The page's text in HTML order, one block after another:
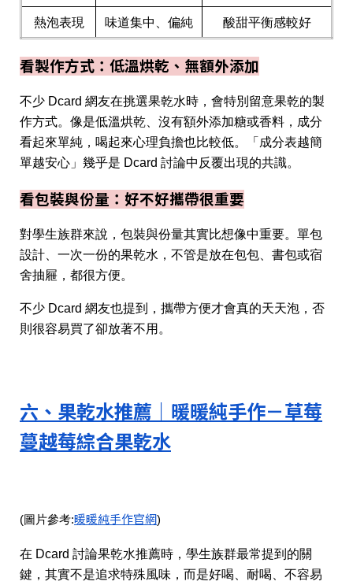
熱泡表現 味道集中、偏純 酸甜平衡感較好
看製作方式：低溫烘乾、無額外添加
不少 Dcard 網友在挑選果乾水時，會特別留意果乾的製
作方式。像是低溫烘乾、沒有額外添加糖或香料，成分
看起來單純，喝起來心理負擔也比較低。「成分表越簡
單越安心」幾乎是 Dcard 討論中反覆出現的共識。
看包裝與份量：好不好攜帶很重要
對學生族群來說，包裝與份量其實比想像中重要。單包
設計、一次一份的果乾水，不管是放在包包、書包或宿
舍抽屜，都很方便。
不少 Dcard 網友也提到，攜帶方便才會真的天天泡，否
則很容易買了卻放著不用。
六、果乾水推薦｜暖暖純手作－草莓
蔓越莓綜合果乾水
(圖片參考:暖暖純手作官網)
在 Dcard 討論果乾水推薦時，學生族群最常提到的關
鍵，其實不是追求特殊風味，而是好喝、耐喝、不容易